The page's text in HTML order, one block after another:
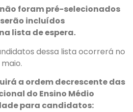
foram pré-selecionados
incluídos
lista de espera.
dessa lista ocorrerá no
a ordem decrescente das
do Ensino Médio
para candidatos: